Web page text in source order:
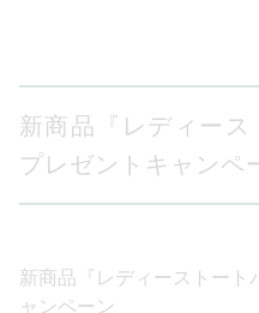
新商品『レディー
プレゼントキャンペ
新商品『レディーストー
ャンペーン